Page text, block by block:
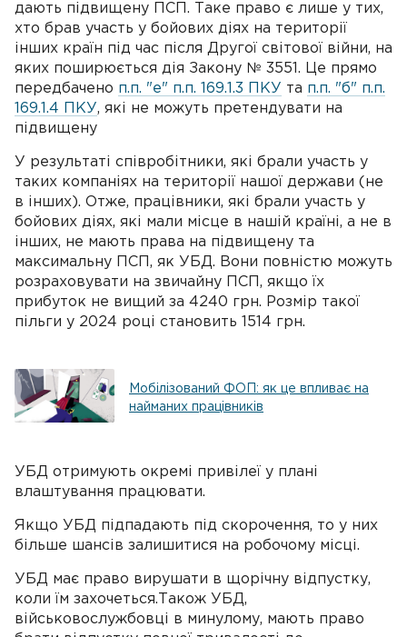
дають підвищену ПСП. Таке право є лише у тих,
хто брав участь у бойових діях на території
інших країн під час після Другої світової війни, на
яких поширюється дія Закону № 3551. Це прямо
передбачено п.п. "е" п.п. 169.1.3 ПКУ та п.п. "б" п.п.
169.1.4 ПКУ, які не можуть претендувати на
підвищену
У результаті співробітники, які брали участь у
таких компаніях на території нашої держави (не
в інших). Отже, працівники, які брали участь у
бойових діях, які мали місце в нашій країні, а не в
інших, не мають права на підвищену та
максимальну ПСП, як УБД. Вони повністю можуть
розраховувати на звичайну ПСП, якщо їх
прибуток не вищий за 4240 грн. Розмір такої
пільги у 2024 році становить 1514 грн.
Мобілізований ФОП: як це впливає на
найманих працівників
УБД отримують окремі привілеї у плані
влаштування працювати.
Якщо УБД підпадають під скорочення, то у них
більше шансів залишитися на робочому місці.
УБД має право вирушати в щорічну відпустку,
коли їм захочеться.Також УБД,
військовослужбовці в минулому, мають право